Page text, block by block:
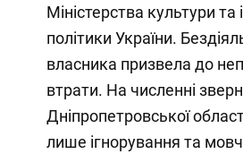
Міністерства культури та
політики України.
власника призвела до
втрати. На численні
Дніпропетровської
лише ігнорування та